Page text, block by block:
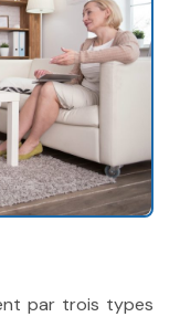
par trois types